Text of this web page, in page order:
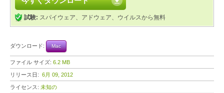
試験: スパイウェア、アドウェア、ウイルスから無料
ダウンロード: Mac
ファイル サイズ: 6.2 MB
リリース日: 6月 09, 2012
ライセンス: 未知の